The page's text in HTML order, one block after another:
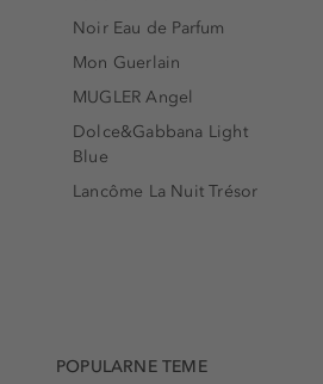
Noir Eau de Parfum
Mon Guerlain
MUGLER Angel
Dolce&Gabbana Light
Blue
Lancôme La Nuit Trésor
POPULARNE TEME